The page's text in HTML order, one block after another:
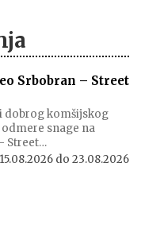
Srbobran – Street
dobrog komšijskog
snage na
Street…
15.08.2026 do 23.08.2026